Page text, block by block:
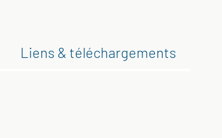
Liens & téléchargements